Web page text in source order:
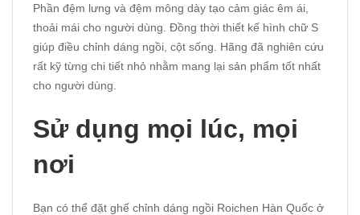
Phần đệm lưng và đệm mông dày tạo cảm giác êm ái,
thoải mái cho người dùng. Đồng thời thiết kế hình chữ S
giúp điều chỉnh dáng ngồi, cột sống. Hãng đã nghiên cứu
rất kỹ từng chi tiết nhỏ nhằm mang lại sản phẩm tốt nhất
cho người dùng.
Sử dụng mọi lúc, mọi
nơi
Bạn có thể đặt ghế chỉnh dáng ngồi Roichen Hàn Quốc ở